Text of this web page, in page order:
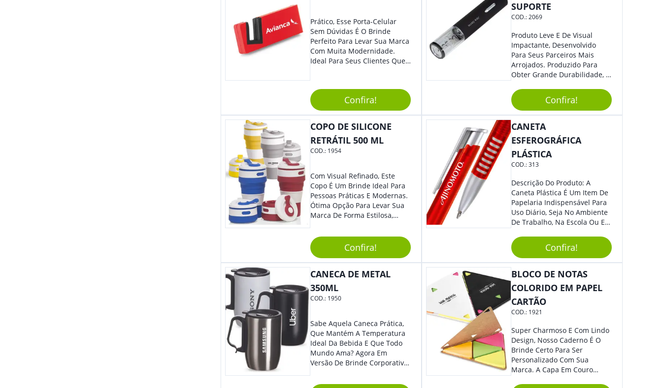
Prático, Esse Porta-Celular
Sem Dúvidas É O Brinde
Perfeito Para Levar Sua Marca
Com Muita Modernidade.
Ideal Para Seus Clientes Que
Sua Empresa Terá O Grande
Destaque Merecido.
Confira!
SUPORTE
COD.:2069
Produto Leve E De Visual
Impactante, Desenvolvido
Para Seus Parceiros Mais
Arrojados. Produzido Para
Obter Grande Durabilidade, É
Sua Marca De Forma Estilosa,
Agregando Valor Para Sua
Empresa Em Eventos.
Confira!
COPO DE SILICONE
RETRÁTIL 500 ML
COD.: 1954
Com Visual Refinado, Este
Copo É Um Brinde Ideal Para
Pessoas Práticas E Modernas.
Ótima Opção Para Levar Sua
Marca De Forma Estilosa,
Empresa Em Eventos,
Reuniões Corporativas Ou Até
Mesmo Para Presentear
Colaboradores.
Confira!
CANETA
ESFEROGRÁFICA
PLÁSTICA
COD.:313
Descrição Do Produto: A
Caneta Plástica É Um Item De
Papelaria Indispensável Para
Uso Diário, Seja No Ambiente
De Trabalho, Na Escola Ou Em
Resistente, Possui Tinta De
Qualidade Que Garante Uma
Escrita Suave E Sem Borrões.
Benefícios: - Praticidade: Leve
Facilmente Transportada Em
Bolsas, Mochilas E Estojos. -
Durabilidade: Sua Estrutura
Longa Vida Útil, Evitando
Quebra Ou Danos. - Escrita
Precisa: A Ponta Fina Permite
Uma Escrita Uniforme E
Legível Em Diversos Tipos De
Confira!
CANECA DE METAL
350ML
COD.: 1950
Sabe Aquela Caneca Prática,
Que Mantém A Temperatura
Ideal Da Bebida E Que Todo
Mundo Ama? Agora Em
Versão De Brinde Corporativo
Sua Marca Com Muito Estilo E
BLOCO DE NOTAS
COLORIDO EM PAPEL
CARTÃO
COD.: 1921
Super Charmoso E Com Lindo
Design, Nosso Caderno É O
Brinde Certo Para Ser
Personalizado Com Sua
Marca. A Capa Em Couro